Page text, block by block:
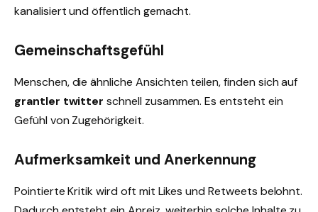
kanalisiert und öffentlich gemacht.
Gemeinschaftsgefühl
Menschen, die ähnliche Ansichten teilen, finden sich auf
grantler twitter schnell zusammen. Es entsteht ein
Gefühl von Zugehörigkeit.
Aufmerksamkeit und Anerkennung
Pointierte Kritik wird oft mit Likes und Retweets belohnt.